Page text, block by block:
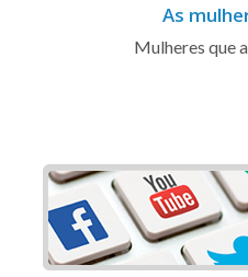
As
Mulheres que